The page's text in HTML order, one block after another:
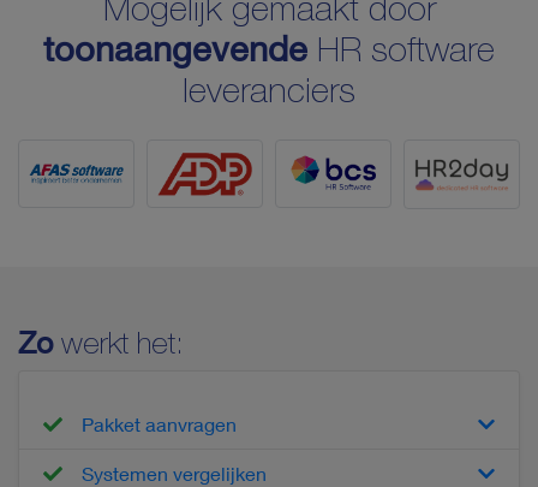
toonaangevende HR software
leveranciers
Zowerkt het:
Pakket aanvragen
Systemen vergelijken